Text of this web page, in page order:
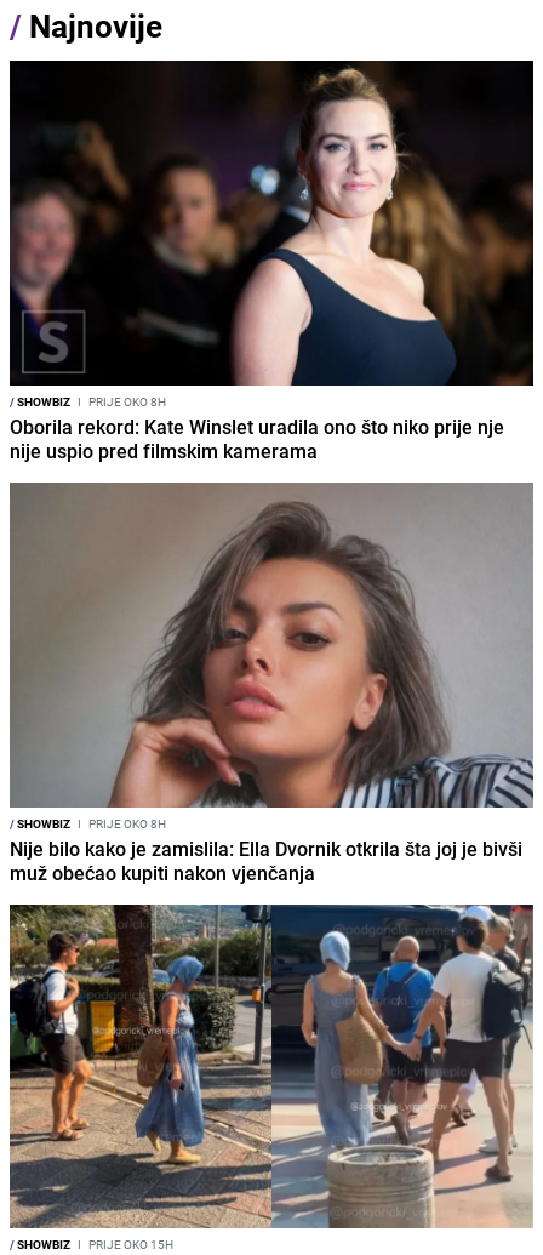
/ Najnovije
/SHOWBIZ I PRIJE OKO 8H
Oborila rekord: Kate Winslet uradila ono što niko prije nje
nije uspio pred filmskim kamerama
/SHOWBIZ I PRIJE OKO 8H
Nije bilo kako je zamislila: Ella Dvornik otkrila šta joj je bivši
muž obećao kupiti nakon vjenčanja
/SHOWBIZ I PRIJE OKO 15H